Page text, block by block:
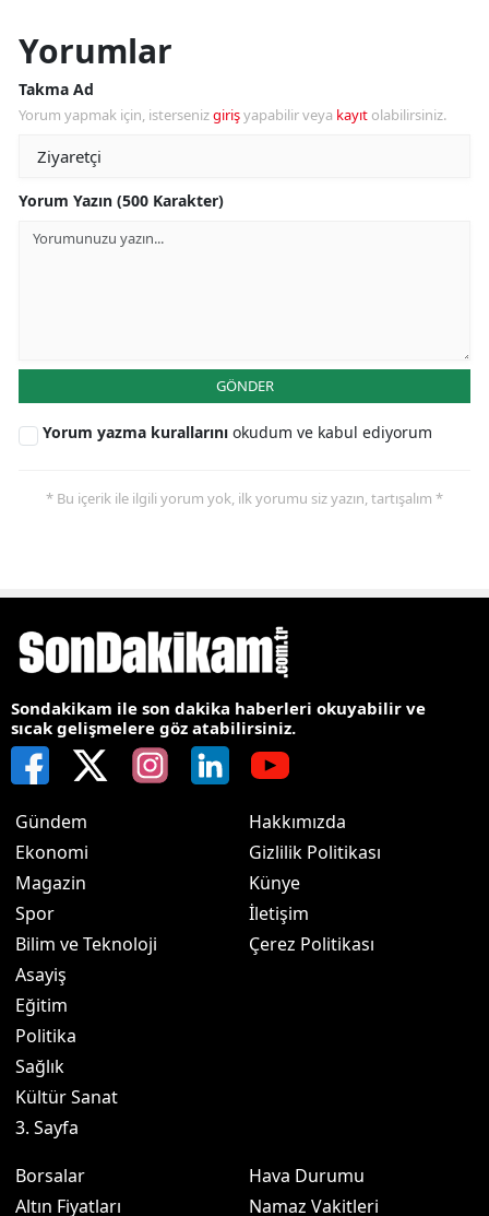
Yorumlar
Takma Ad
Yorum yapmak için, istersenizgirişyapabilir veya kayıt olabilirsiniz.
Yorum Yazın (500 Karakter)
GÖNDER
Yorum yazma kurallarını okudum ve kabul ediyorum
* Bu içerik ile ilgili yorum yok, ilk yorumu siz yazın, tartışalım *
Sondakikam ile son dakika haberleri okuyabilir ve
sıcak gelişmelere göz atabilirsiniz.
Gündem
Ekonomi
Magazin
Spor
Bilim ve Teknoloji
Asayiş
Eğitim
Politika
Sağlık
Kültür Sanat
3. Sayfa
Hakkımızda
Gizlilik Politikası
Künye
İletişim
Çerez Politikası
Borsalar
Altın Fiyatları
Hava Durumu
Namaz Vakitleri